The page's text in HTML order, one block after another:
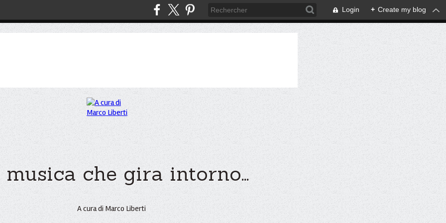
Login + Create my blog
che gira intorno...
A cura di Marco Liberti